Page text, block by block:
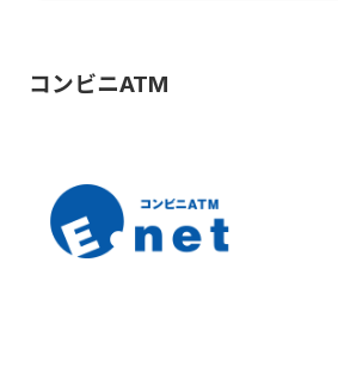
お振込み
合計
コンビニATM